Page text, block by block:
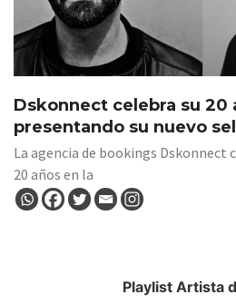
Dskonnect celebra su 20
presentando su nuevo
La agencia de bookings Dskonnect
20 años en la
Playlist Artista